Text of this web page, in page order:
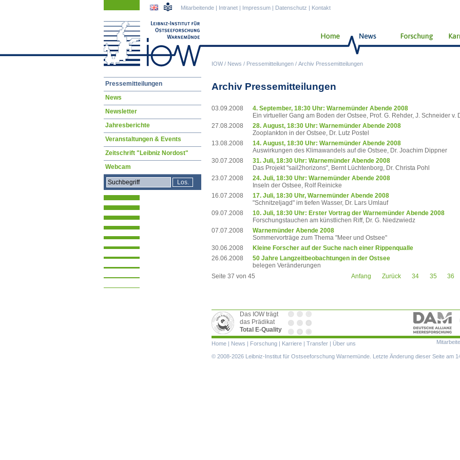
IOW/ News / Pressemitteilungen / Archiv Pressemitteilungen
Mitarbeitende | Intranet | Impressum | Datenschutz | Kontakt
Archiv Pressemitteilungen
03.09.2008
4. September, 18:30 Uhr: Warnemünder Abende 2008
Ein virtueller Gang am Boden der Ostsee, Prof. G. Rehder, J. Schneider v.
27.08.2008
28. August, 18:30 Uhr: Warnemünder Abende 2008
Zooplankton in der Ostsee, Dr. Lutz Postel
13.08.2008
14. August, 18:30 Uhr: Warnemünder Abende 2008
Auswirkungen des Klimawandels auf die Ostsee, Dr. Joachim Dippner
30.07.2008
31. Juli, 18:30 Uhr: Warnemünder Abende 2008
Das Projekt "sail2horizons", Bernt Lüchtenborg, Dr. Christa Pohl
23.07.2008
24. Juli, 18:30 Uhr: Warnemünder Abende 2008
Inseln der Ostsee, Rolf Reinicke
16.07.2008
17. Juli, 18:30 Uhr, Warnemünder Abende 2008
"Schnitzeljagd" im tiefen Wasser, Dr. Lars Umlauf
09.07.2008
10. Juli, 18:30 Uhr: Erster Vortrag der Warnemünder Abende 2008
Forschungstauchen am künstlichen Riff, Dr. G. Niedzwiedz
07.07.2008
Warnemünder Abende 2008
Sommervorträge zum Thema "Meer und Ostsee"
30.06.2008
Kleine Forscher auf der Suche nach einer Rippenqualle
26.06.2008
50 Jahre Langzeitbeobachtungen in der Ostsee
belegen Veränderungen
Seite 37 von 45
Anfang Zurück 34 35 36
Navigation
Pressemitteilungen
News
Newsletter
Jahresberichte
Veranstaltungen & Events
Zeitschrift "Leibniz Nordost"
Webcam
Das IOW trägt
das Prädikat
Total E-Quality
Navigation
überspringen
Home | News | Forschung | Karriere | Transfer | Über uns
© 2008-2026 Leibniz-Institut für Ostseeforschung Warnemünde. Letzte Änderung dieser Seite am